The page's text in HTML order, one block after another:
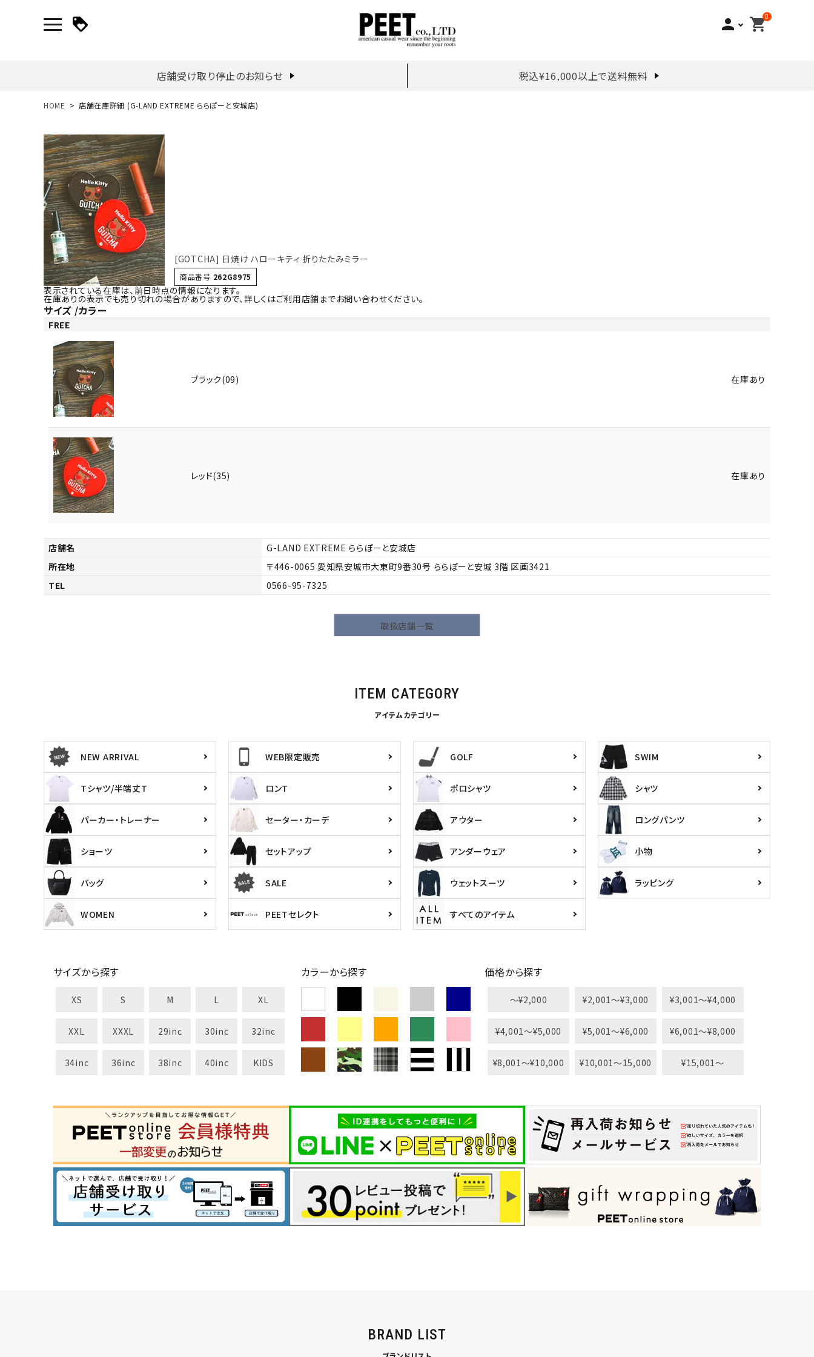
person 0
shopping_cart
店舗受け取り停止のお知らせ 税込¥16,000以上で送料無料
新規会員登録｜ログイン
ご利用ガイド
search
詳しい条件から探す
キーワードから探す
search
価格から探す
円 ～ 円
並び順
カテゴリ
29inc
36inc
KIDS
tune 絞り込んで検索する
HOME 店舗在庫詳細 (G-LAND EXTREME ららぽーと安城店)
[GOTCHA] 日焼け ハローキティ 折りたたみミラー
商品番号 262G8975
表示されている在庫は、前日時点の情報になります。
在庫ありの表示でも売り切れの場合がありますので、詳しくはご利用店舗までお問い合わせください。
サイズ カラー
FREE
ブラック(09) 在庫あり
レッド(35) 在庫あり
店舗名
G-LAND EXTREME ららぽーと安城店
所在地
446-0065 愛知県安城市大東町9番30号 ららぽーと安城 3階 区画3421
TEL
0566-95-7325
取扱店舗一覧
ITEM CATEGORY
アイテムカテゴリー
NEW ARRIVAL WEB限定販売 GOLF SWIM
Tシャツ/半端丈T ロンT ポロシャツ シャツ
パーカー・トレーナー セーター・カーデ アウター ロングパンツ
ショーツ セットアップ アンダーウェア 小物
バッグ SALE ウェットスーツ ラッピング
WOMEN PEETセレクト すべてのアイテム
サイズから探す
XS S M L XL
XXL XXXL 29inc 30inc 32inc
34inc 36inc 38inc 40inc KIDS
カラーから探す 価格から探す
〜¥2,000 ¥2,001〜¥3,000 ¥3,001〜¥4,000
¥4,001〜¥5,000 ¥5,001〜¥6,000 ¥6,001〜¥8,000
¥8,001〜¥10,000 ¥10,001〜15,000 ¥15,001〜
BRAND LIST